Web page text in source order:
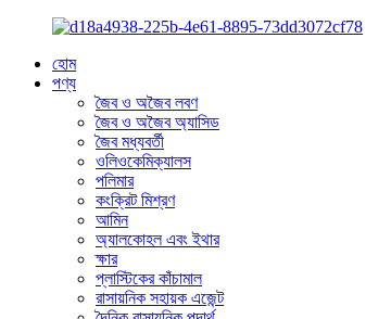
হোম
পণ্য
জৈব ও অজৈব লবণ
জৈব ও অজৈব অ্যাসিড
জৈব মধ্যবর্তী
ওলিওকেমিক্যালস
পলিমার
কংক্রিট মিশ্রণ
আমিন
অ্যালকোহল এবং ইথার
ক্ষার
প্লাস্টিকের কাঁচামাল
রাসায়নিক সহায়ক এজেন্ট